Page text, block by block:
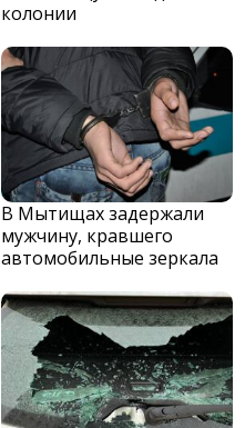
колонии
В Мытищах задержали
мужчину, кравшего
автомобильные зеркала